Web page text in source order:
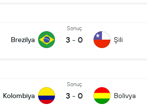
Brezilya
Sonuç
3 - 0 Şili
Kolombiya
Sonuç
3 - 0 Bolivya